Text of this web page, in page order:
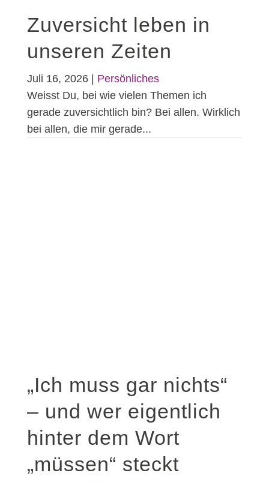
Zuversicht leben in
unseren Zeiten
Juli 16, 2026| Persönliches
Weisst Du, bei wie vielen Themen ich
gerade zuversichtlich bin? Bei allen. Wirklich
bei allen, die mir gerade...
„Ich muss gar nichts“
– und wer eigentlich
hinter dem Wort
„müssen“ steckt